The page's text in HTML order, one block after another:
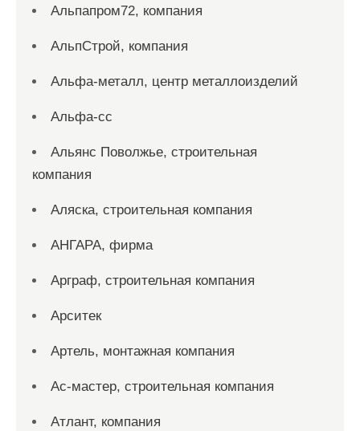
Альпапром72, компания
АльпСтрой, компания
Альфа-металл, центр металлоизделий
Альфа-сс
Альянс Поволжье, строительная
компания
Аляска, строительная компания
АНГАРА, фирма
Арграф, строительная компания
Арситек
Артель, монтажная компания
Ас-мастер, строительная компания
Атлант, компания